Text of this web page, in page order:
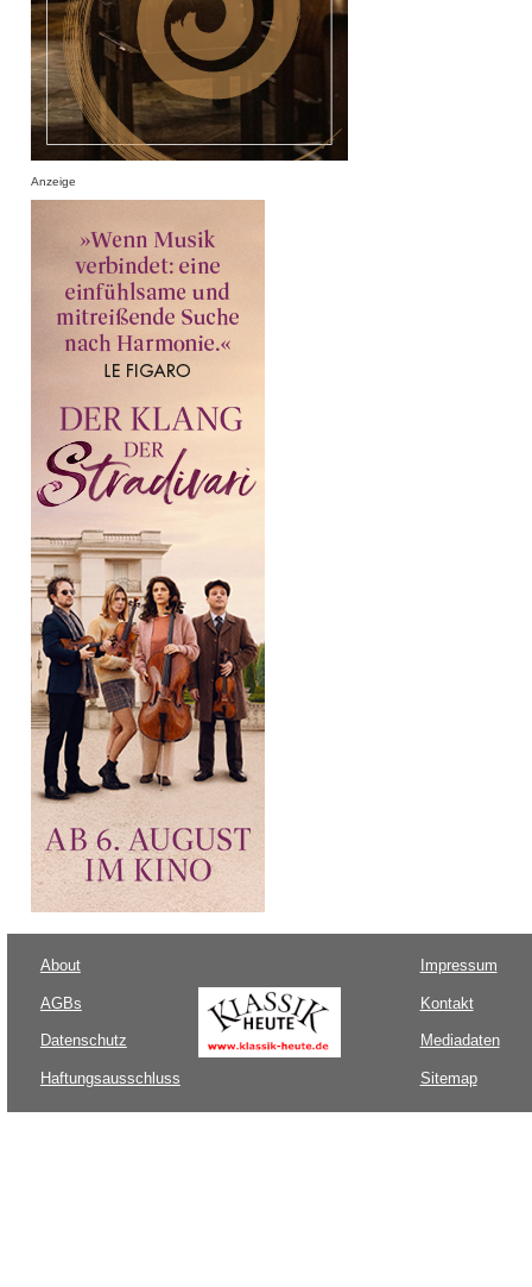
Anzeige
About
AGBs
Datenschutz
Haftungsausschluss
Impressum
Kontakt
Mediadaten
Sitemap